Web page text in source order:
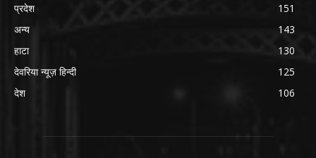
प्रदेश
151
अन्य
143
हाटा
130
देवरिया न्यूज़ हिन्दी
125
देश
106